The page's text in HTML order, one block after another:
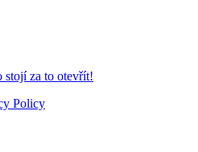
stojí za to otevřít!
Policy